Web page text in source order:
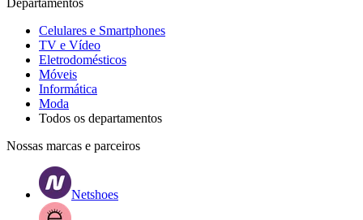
Celulares e Smartphones
TV e Vídeo
Eletrodomésticos
Móveis
Informática
Moda
Todos os departamentos
Nossas marcas e parceiros
Netshoes